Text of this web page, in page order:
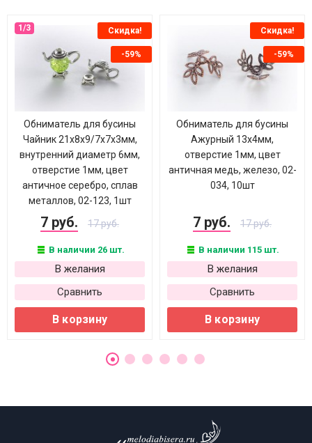
Скидка!
-59%
Обниматель для бусины
Чайник 21х8х9/7х7х3мм,
внутренний диаметр 6мм,
отверстие 1мм, цвет
античное серебро, сплав
металлов, 02-123, 1шт
7 руб. 17 руб.
В наличии 26 шт.
В желания
Сравнить
В корзину
Скидка!
-59%
Обниматель для бусины
Ажурный 13х4мм,
отверстие 1мм, цвет
античная медь, железо, 02-
034, 10шт
7 руб. 17 руб.
В наличии 115 шт.
В желания
Сравнить
В корзину